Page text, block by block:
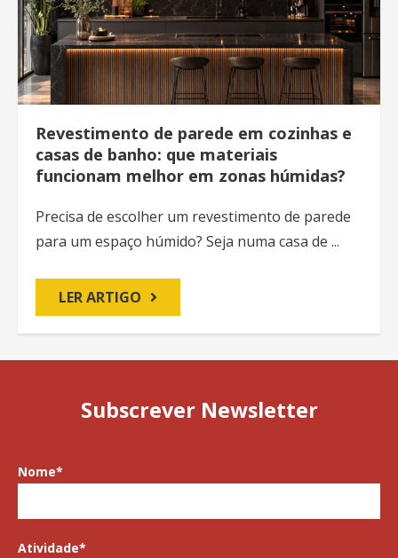
Revestimento de parede em cozinhas e
casas de banho: que materiais
funcionam melhor em zonas húmidas?
Precisa de escolher um revestimento de parede
para um espaço húmido? Seja numa casa de ...
LER ARTIGO
Subscrever Newsletter
Nome*
Atividade*